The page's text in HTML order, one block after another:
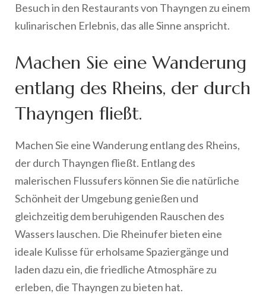
Besuch in den Restaurants von Thayngen zu einem
kulinarischen Erlebnis, das alle Sinne anspricht.
Machen Sie eine Wanderung
entlang des Rheins, der durch
Thayngen fließt.
Machen Sie eine Wanderung entlang des Rheins,
der durch Thayngen fließt. Entlang des
malerischen Flussufers können Sie die natürliche
Schönheit der Umgebung genießen und
gleichzeitig dem beruhigenden Rauschen des
Wassers lauschen. Die Rheinufer bieten eine
ideale Kulisse für erholsame Spaziergänge und
laden dazu ein, die friedliche Atmosphäre zu
erleben, die Thayngen zu bieten hat.